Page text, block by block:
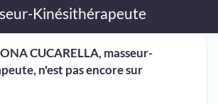
Kinésithérapeute
CUCARELLA, masseur-
n'est pas encore sur